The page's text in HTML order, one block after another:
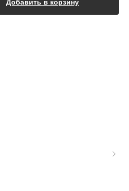
Добавить в корзину